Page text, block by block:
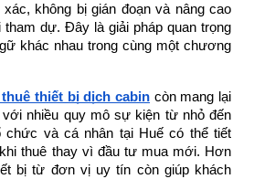
không bị gián đoạn và nâng cao
dự. Đây là giải pháp quan trọng
khác nhau trong cùng một chương
thiết bị dịch cabin còn mang lại
nhiều quy mô sự kiện từ nhỏ đến
chức và cá nhân tại Huế có thể tiết
thuê thay vì đầu tư mua mới. Hơn
bị từ đơn vị uy tín còn giúp khách